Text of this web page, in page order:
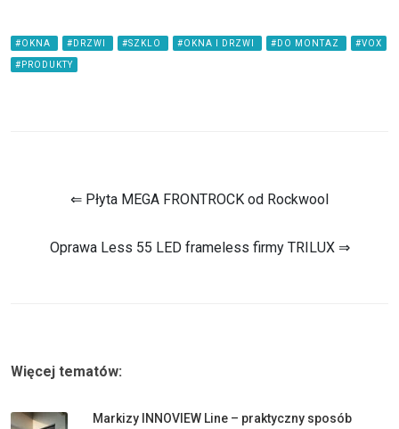
#OKNA #DRZWI #SZKLO #OKNA I DRZWI #DO MONTAZ #VOX
#PRODUKTY
⇐ Płyta MEGA FRONTROCK od Rockwool
Oprawa Less 55 LED frameless firmy TRILUX ⇒
Więcej tematów:
Markizy INNOVIEW Line – praktyczny sposób